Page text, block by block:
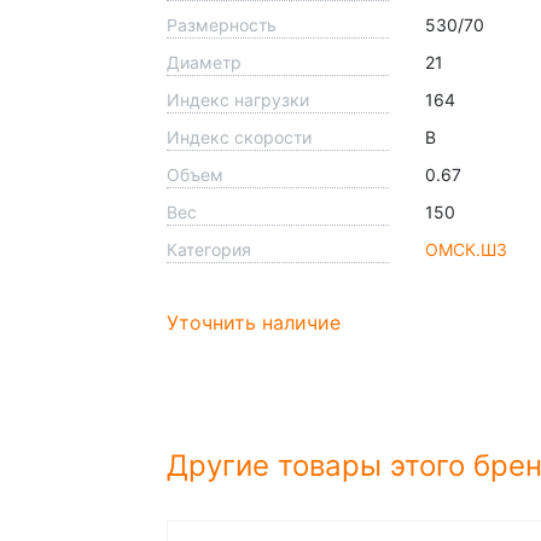
Размерность
530/70
Диаметр
21
Индекс нагрузки
164
Индекс скорости
B
Объем
0.67
Вес
150
Категория
ОМСК.ШЗ
Уточнить наличие
Другие товары этого